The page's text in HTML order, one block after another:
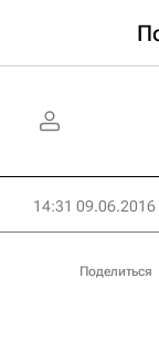
14:31 09.06.2016
Поделиться